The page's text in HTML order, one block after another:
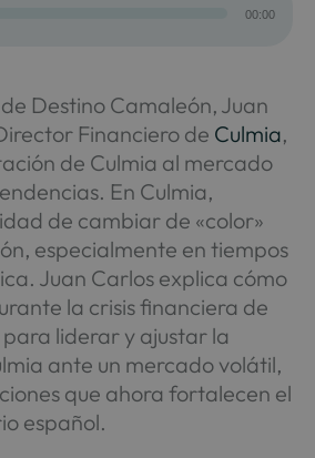
00:00
Destino Camaleón, Juan
Financiero de Culmia,
de Culmia al mercado
En Culmia,
de cambiar de «color»
especialmente en tiempos
Juan Carlos explica cómo
la crisis financiera de
liderar y ajustar la
ante un mercado volátil,
que ahora fortalecen el
español.